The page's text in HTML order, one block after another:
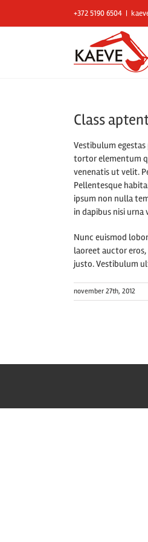
+372 5190 6504 |
Class
Vestibulum
tortor elementum
venenatis ut velit.
Pellentesque
ipsum non nulla
in dapibus nisi urna
Nunc euismod
laoreet auctor
justo. Vestibulum
november 27th, 2012